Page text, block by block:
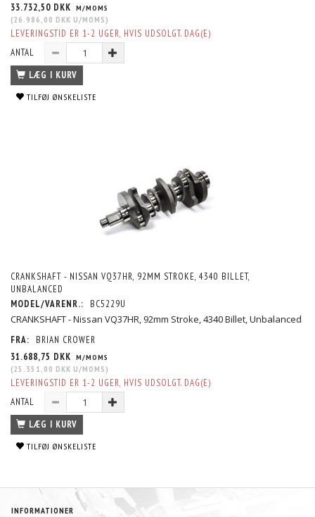
33.732,50 DKK M/MOMS
(26.986,00 DKK U/MOMS )
LEVERINGSTID ER 1-2 UGER, HVIS UDSOLGT. DAG(E)
ANTAL
LÆG I KURV
TILFØJ ØNSKELISTE
CRANKSHAFT - NISSAN VQ37HR, 92MM STROKE, 4340 BILLET,
UNBALANCED
MODEL/VARENR.:
BC5229U
CRANKSHAFT - Nissan VQ37HR, 92mm Stroke, 4340 Billet, Unbalanced
FRA:
BRIAN CROWER
31.688,75 DKK M/MOMS
(25.351,00 DKK U/MOMS )
LEVERINGSTID ER 1-2 UGER, HVIS UDSOLGT. DAG(E)
ANTAL
LÆG I KURV
TILFØJ ØNSKELISTE
INFORMATIONER